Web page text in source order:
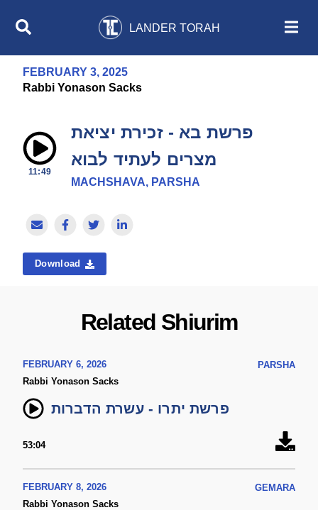
LANDER TORAH
FEBRUARY 3, 2025
Rabbi Yonason Sacks
11:49
פרשת בא - זכירת יציאת
מצרים לעתיד לבוא
MACHSHAVA, PARSHA
Download
Related Shiurim
FEBRUARY 6, 2026
PARSHA
Rabbi Yonason Sacks
פרשת יתרו - עשרת הדברות
53:04
FEBRUARY 8, 2026
GEMARA
Rabbi Yonason Sacks